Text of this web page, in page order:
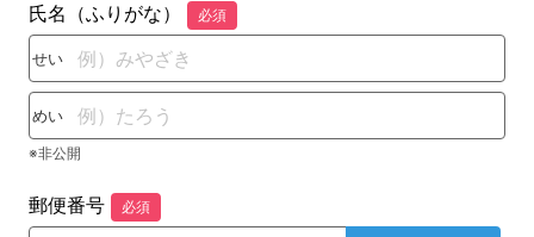
氏名（ふりがな） 必須
せい
めい
※非公開
郵便番号 必須